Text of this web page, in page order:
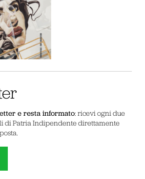
e resta informato: ricevi ogni due
di Patria Indipendente direttamente